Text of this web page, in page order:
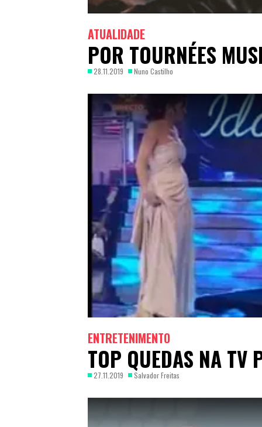
ATUALIDADE
POR TOURNÉES
28.11.2019 Nuno Castilho
ENTRETENIMENTO
TOP QUEDAS NA TV
27.11.2019 Salvador Freitas